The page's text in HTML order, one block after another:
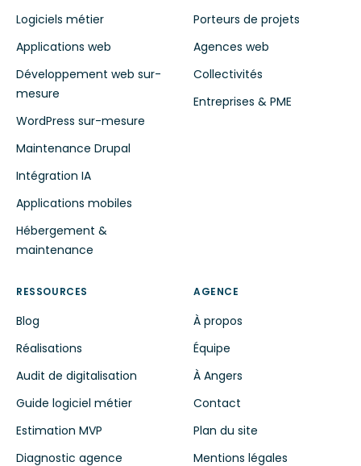
Logiciels métier
Applications web
Développement web sur-
mesure
WordPress sur-mesure
Maintenance Drupal
Intégration IA
Applications mobiles
Hébergement &
maintenance
Porteurs de projets
Agences web
Collectivités
Entreprises & PME
RESSOURCES
Blog
Réalisations
Audit de digitalisation
Guide logiciel métier
Estimation MVP
Diagnostic agence
AGENCE
À propos
Équipe
À Angers
Contact
Plan du site
Mentions légales